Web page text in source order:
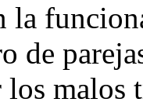
la
de
malos